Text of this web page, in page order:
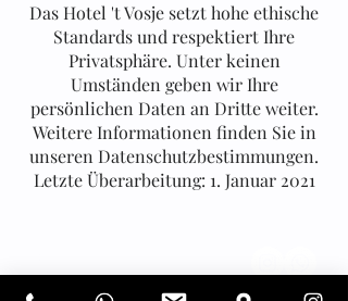
Das Hotel 't Vosje setzt hohe ethische
Standards und respektiert Ihre
Privatsphäre. Unter keinen
Umständen geben wir Ihre
persönlichen Daten an Dritte weiter.
Weitere Informationen finden Sie in
unseren Datenschutzbestimmungen.
Letzte Überarbeitung: 1. Januar 2021
Allgemeine
Geschäftsbedingung